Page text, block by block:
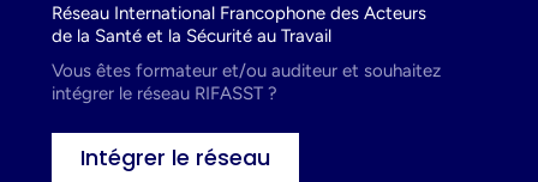
Réseau International Francophone des Acteurs
de la Santé et la Sécurité au Travail
Vous êtes formateur et/ou auditeur et souhaitez
intégrer le réseau RIFASST ?
Intégrer le réseau